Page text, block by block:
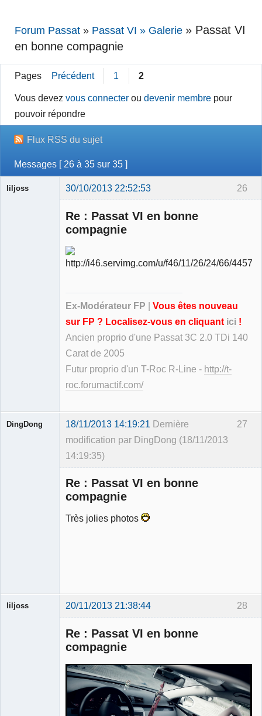
Forum Passat » Passat VI » Galerie » Passat VI
en bonne compagnie
Pages Précédent 1 2
Vous devezvous connecter oudevenir membre pour
pouvoir répondre
Flux RSS du sujet
Messages [ 26 à 35 sur 35 ]
26
liljoss 30/10/2013 22:52:53
Re : Passat VI en bonne
compagnie
Ex-Modérateur FP
Vous êtes nouveau
sur FP ? Localisez-vous en cliquant ici !
Ancien proprio d'une Passat 3C 2.0 TDi 140
Carat de 2005
Futur proprio d'un T-Roc R-Line - http://t-
roc.forumactif.com/
27
DingDong 18/11/2013 14:19:21 Dernière
modification par DingDong (18/11/2013
14:19:35)
Re : Passat VI en bonne
compagnie
Très jolies photos
28
liljoss 20/11/2013 21:38:44
Re : Passat VI en bonne
compagnie